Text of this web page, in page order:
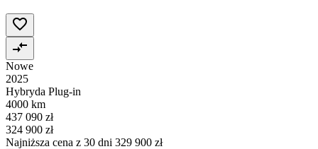
Nowe
2025
Hybryda Plug-in
4000 km
437 090 zł
324 900 zł
Najniższa cena z 30 dni 329 900 zł